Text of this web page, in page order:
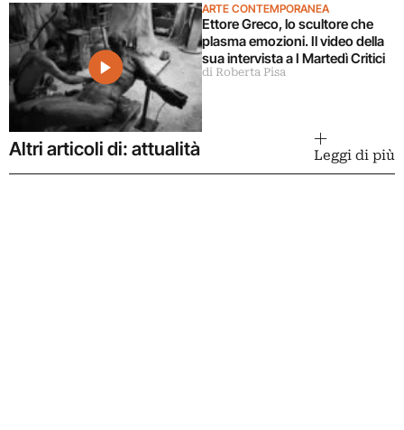
ARTE CONTEMPORANEA
Ettore Greco, lo scultore che
plasma emozioni. Il video della
sua intervista a I Martedì Critici
di Roberta Pisa
Altri articoli di: attualità Leggi di più